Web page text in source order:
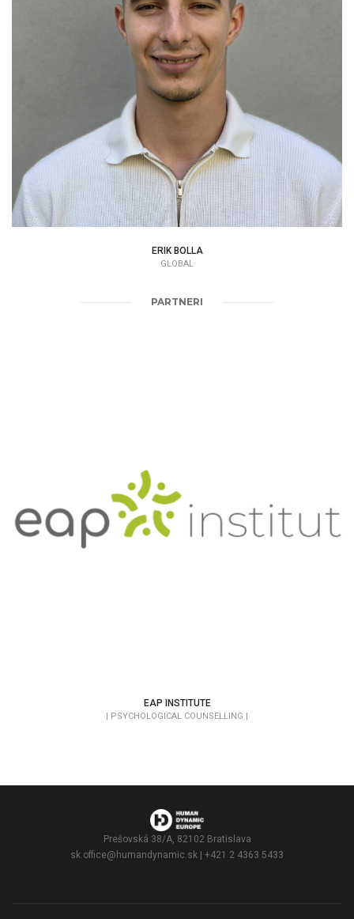
ERIK BOLLA
ERIK BOLLA
GLOBAL
PARTNERI
EAP INSTITUTE
АУСТРИЈА
EAP INSTITUTE
| PSYCHOLOGICAL COUNSELLING |
Prešovská 38/A, 82102 Bratislava
sk.office@humandynamic.sk | +421 2 4363 5433